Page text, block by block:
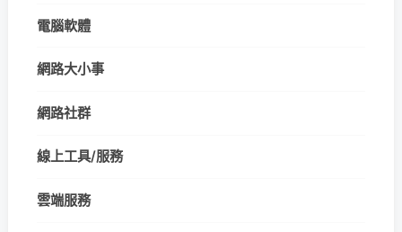
電腦軟體
網路大小事
網路社群
線上工具/服務
雲端服務